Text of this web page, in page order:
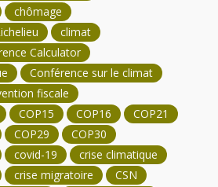
chômage
climat
Calculator
Conférence sur le climat
fiscale
COP15 COP16
COP21
COP29
COP30
covid-19
crise climatique
crise migratoire
CSN